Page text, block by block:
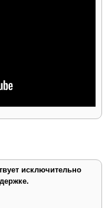
исключительно